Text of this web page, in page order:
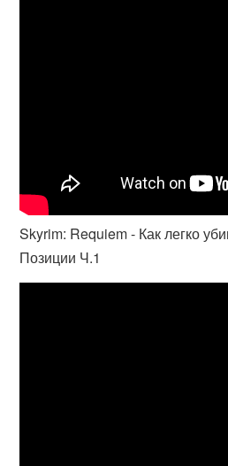
Skyrim: Requiem - Как легко
Позиции Ч.1